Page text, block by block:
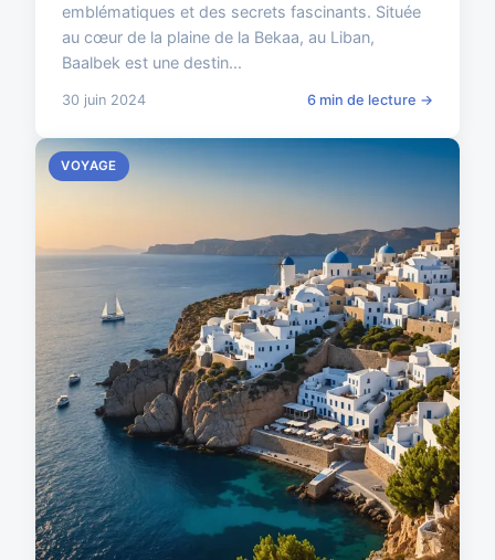
emblématiques et des secrets fascinants. Située
au cœur de la plaine de la Bekaa, au Liban,
Baalbek est une destin...
30 juin 2024 6 min de lecture →
VOYAGE